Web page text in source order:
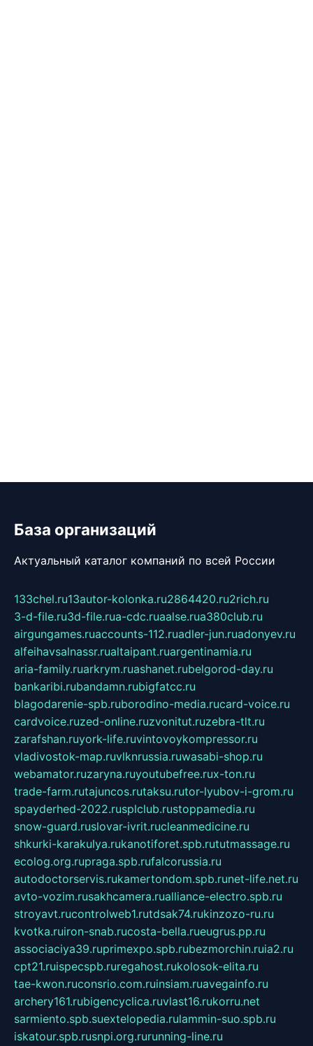
База организаций
Актуальный каталог компаний по всей России
133chel.ru13autor-kolonka.ru2864420.ru2rich.ru
3-d-file.ru3d-file.rua-cdc.ruaalse.rua380club.ru
airgungames.ruaccounts-112.ruadler-jun.ruadonyev.ru
alfeihavsalnassr.rualtaipant.ruargentinamia.ru
aria-family.ruarkrym.ruashanet.rubelgorod-day.ru
bankaribi.rubandamn.rubigfatcc.ru
blagodarenie-spb.ruborodino-media.rucard-voice.ru
cardvoice.ruzed-online.ruzvonitut.ruzebra-tlt.ru
zarafshan.ruyork-life.ruvintovoykompressor.ru
vladivostok-map.ruvlknrussia.ruwasabi-shop.ru
webamator.ruzaryna.ruyoutubefree.rux-ton.ru
trade-farm.rutajuncos.rutaksu.rutor-lyubov-i-grom.ru
spayderhed-2022.rusplclub.rustoppamedia.ru
snow-guard.ruslovar-ivrit.rucleanmedicine.ru
shkurki-karakulya.rukanotiforet.spb.rututmassage.ru
ecolog.org.rupraga.spb.rufalcorussia.ru
autodoctorservis.rukamertondom.spb.runet-life.net.ru
avto-vozim.rusakhcamera.rualliance-electro.spb.ru
stroyavt.rucontrolweb1.rutdsak74.rukinzozo-ru.ru
kvotka.ruiron-snab.rucosta-bella.rueugrus.pp.ru
associaciya39.ruprimexpo.spb.rubezmorchin.ruia2.ru
cpt21.ruispecspb.ruregahost.rukolosok-elita.ru
tae-kwon.ruconsrio.com.ruinsiam.ruavegainfo.ru
archery161.rubigencyclica.ruvlast16.rukorru.net
sarmiento.spb.suextelopedia.rulammin-suo.spb.ru
iskatour.spb.rusnpi.org.rurunning-line.ru